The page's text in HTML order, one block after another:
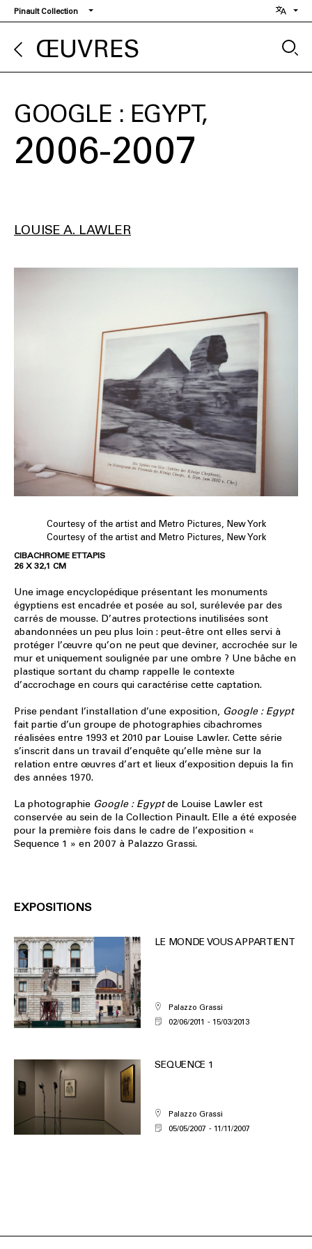
Aller
au
contenu
principal
Pinault Collection
ŒUVRES
GOOGLE : EGYPT
2006-2007
LOUISE A. LAWLER
Courtesy of the artist and Metro Pictures, New York
Courtesy of the artist and Metro Pictures, New York
CIBACHROME ET TAPIS
26 X 32,1 CM
Une image encyclopédique présentant les monuments
égyptiens est encadrée et posée au sol, surélevée par des
carrés de mousse. D’autres protections inutilisées sont
abandonnées un peu plus loin : peut-être ont elles servi à
protéger l’œuvre qu’on ne peut que deviner, accrochée sur le
mur et uniquement soulignée par une ombre ? Une bâche en
plastique sortant du champ rappelle le contexte
d’accrochage en cours qui caractérise cette captation.
Prise pendant l’installation d’une exposition, Google : Egypt
fait partie d’un groupe de photographies cibachromes
réalisées entre 1993 et 2010 par Louise Lawler. Cette série
s’inscrit dans un travail d’enquête qu’elle mène sur la
relation entre œuvres d’art et lieux d’exposition depuis la fin
des années 1970.
La photographie Google : Egyptde Louise Lawler est
conservée au sein de la Collection Pinault. Elle a été exposée
pour la première fois dans le cadre de l’exposition «
Sequence 1 » en 2007 à Palazzo Grassi.
EXPOSITIONS
LE MONDE VOUS APPARTIENT
Palazzo Grassi
02/06/2011
15/03/2013
SEQUENCE 1
Palazzo Grassi
05/05/2007
11/11/2007